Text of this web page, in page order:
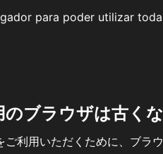
para poder utilizar
ブラウザは古く
利用いただくために、ブラ